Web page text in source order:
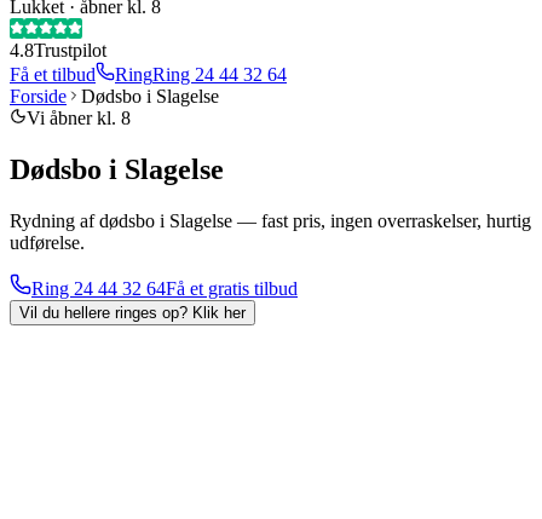
Lukket · åbner kl. 8
4.8Trustpilot
Få et tilbud
RingRing 24 44 32 64
Forside
Dødsbo i Slagelse
Vi åbner kl. 8
Dødsbo i Slagelse
Rydning af dødsbo i Slagelse — fast pris, ingen overraskelser, hurtig
udførelse.
Ring 24 44 32 64Få et gratis tilbud
Vil du hellere ringes op? Klik her